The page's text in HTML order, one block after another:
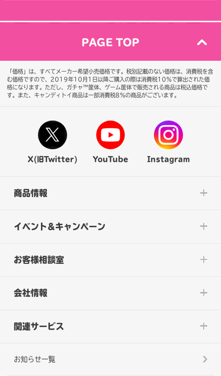
PAGE TOP
「価格」は、すべてメーカー希望小売価格です。税別記載のない価格は、消費税を含
む価格ですので、2019年10月1日以降ご購入の際は消費税10％で算出された価
格になります。 ただし、ガチャ™筐体、ゲーム筐体で販売される商品は税込価格で
す。また、キャンディトイ商品は一部消費税8％の商品がございます。
X(旧Twitter) YouTube Instagram
商品情報
イベント&キャンペーン
お客様相談室
会社情報
関連サービス
お知らせ一覧